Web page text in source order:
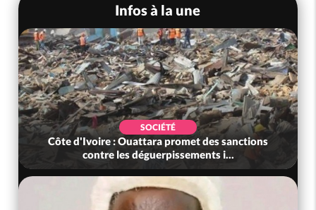
Infos à la une
SOCIÉTÉ
Côte d'Ivoire : Ouattara promet des sanctions
contre les déguerpissements i...